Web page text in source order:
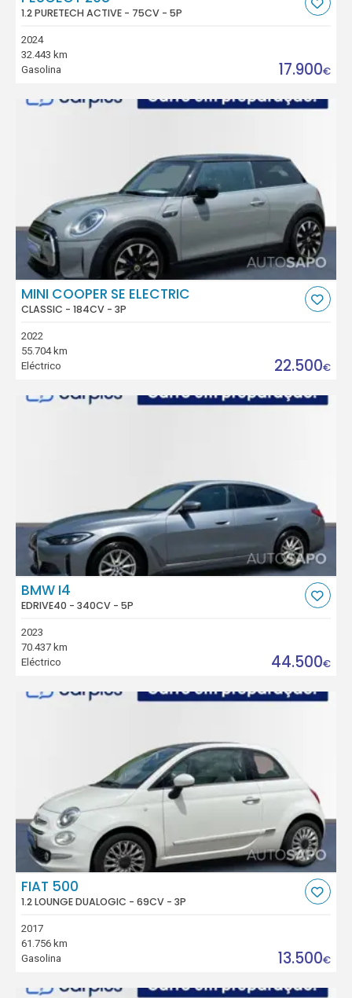
1.2 PURETECH ACTIVE - 75CV - 5P
2024
32.443 km
Gasolina
17.900€
MINI COOPER SE ELECTRIC
CLASSIC - 184CV - 3P
2022
55.704 km
Eléctrico
22.500€
BMW I4
EDRIVE40 - 340CV - 5P
2023
70.437 km
Eléctrico
44.500€
FIAT 500
1.2 LOUNGE DUALOGIC - 69CV - 3P
2017
61.756 km
Gasolina
13.500€